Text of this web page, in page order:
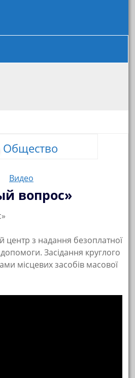
Общество
Видео
вопрос»
центр з надання безоплатної
Засідання круглого
місцевих засобів масової